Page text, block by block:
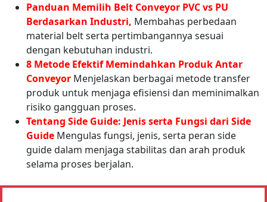
Panduan Memilih Belt Conveyor PVC vs PU
Berdasarkan Industri, Membahas perbedaan
material belt serta pertimbangannya sesuai
dengan kebutuhan industri.
8 Metode Efektif Memindahkan Produk Antar
Conveyor Menjelaskan berbagai metode transfer
produk untuk menjaga efisiensi dan meminimalkan
risiko gangguan proses.
Tentang Side Guide: Jenis serta Fungsi dari Side
Guide Mengulas fungsi, jenis, serta peran side
guide dalam menjaga stabilitas dan arah produk
selama proses berjalan.